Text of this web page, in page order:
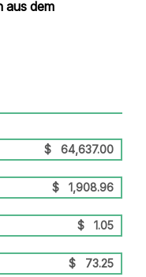
aus dem
$ 64,637.00
$ 1,908.96
$ 1.05
$ 73.25